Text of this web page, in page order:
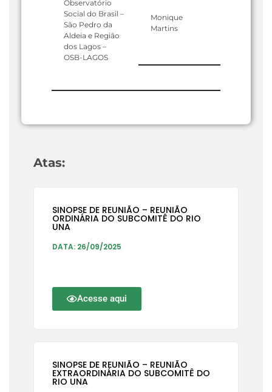
Observatório
Social do Brasil –
São Pedro da
Aldeia e Região
dos Lagos –
OSB-LAGOS
Monique
Martins
Atas:
SINOPSE DE REUNIÃO – REUNIÃO
ORDINÁRIA DO SUBCOMITÊ DO RIO
UNA
DATA: 26/09/2025
Acesse aqui
SINOPSE DE REUNIÃO – REUNIÃO
EXTRAORDINÁRIA DO SUBCOMITÊ DO
RIO UNA